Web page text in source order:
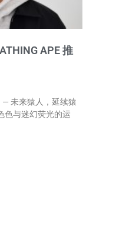
APE 推
— 未来猿人，延续猿
色与迷幻荧光的运